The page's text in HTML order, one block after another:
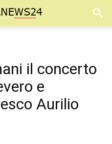
il concerto
e
Aurilio